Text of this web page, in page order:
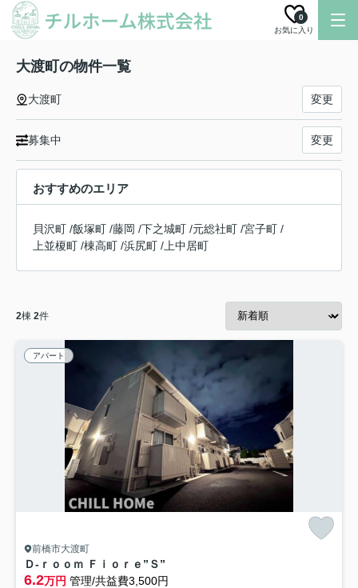
お気に入り
0
大渡町の物件一覧
大渡町 変更
募集中 変更
おすすめのエリア
貝沢町 /飯塚町 /藤岡 /下之城町 /元総社町 /宮子町 /
上並榎町 /棟高町 /浜尻町 / 上中居町
2棟 2件
アパート
前橋市大渡町
Ｄ-ｒｏｏｍ Ｆｉｏｒｅ”Ｓ”
6.2万円 管理/共益費3,500円